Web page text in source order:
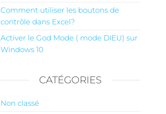
Comment utiliser les boutons de
contrôle dans Excel?
Activer le God Mode ( mode DIEU) sur
Windows 10
CATÉGORIES
Non classé